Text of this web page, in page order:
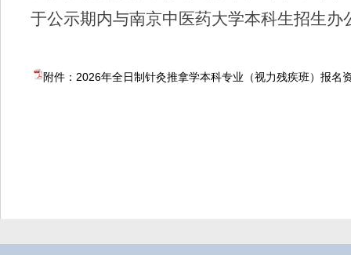
于公示期内与南京中医药大学本科生招生办
附件：2026年全日制针灸推拿学本科专业（视力残疾班）报名